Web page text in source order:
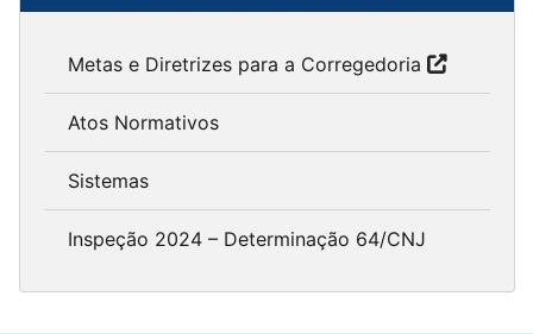
Metas e Diretrizes para a Corregedoria
Atos Normativos
Sistemas
Inspeção 2024 – Determinação 64/CNJ